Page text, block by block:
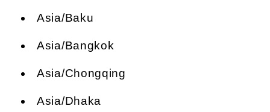
Asia/Baku
Asia/Bangkok
Asia/Chongqing
Asia/Dhaka